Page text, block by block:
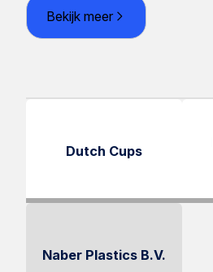
Bekijk meer
Dutch Cups
Naber Plastics B.V.